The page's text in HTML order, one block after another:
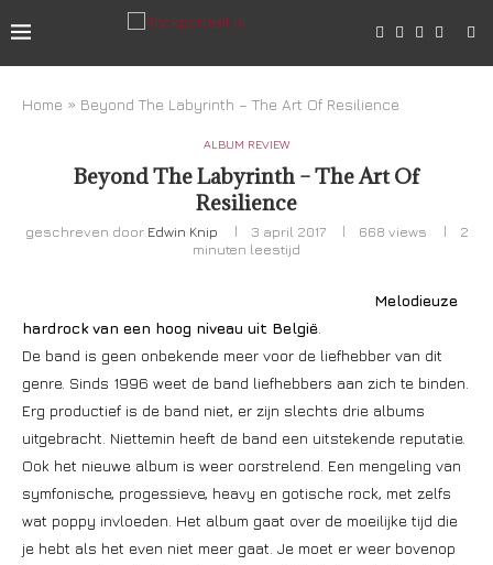
Home » Beyond The Labyrinth – The Art Of Resilience
ALBUM REVIEW
Beyond The Labyrinth – The Art Of
Resilience
geschreven door Edwin Knip 3 april 2017 668 views
2
minuten leestijd
Melodieuze
hardrock van een hoog niveau uit België
De band is geen onbekende meer voor de liefhebber van dit
genre. Sinds 1996 weet de band liefhebbers aan zich te binden.
Erg productief is de band niet, er zijn slechts drie albums
uitgebracht. Niettemin heeft de band een uitstekende reputatie.
Ook het nieuwe album is weer oorstrelend. Een mengeling van
symfonische, progessieve, heavy en gotische rock, met zelfs
wat poppy invloeden. Het album gaat over de moeilijke tijd die
je hebt als het even niet meer gaat. Je moet er weer bovenop